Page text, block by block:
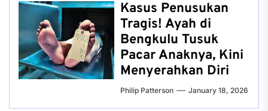
Kasus Penusukan
Tragis! Ayah di
Bengkulu Tusuk
Pacar Anaknya, Kini
Menyerahkan Diri
Philip Patterson January 18, 2026